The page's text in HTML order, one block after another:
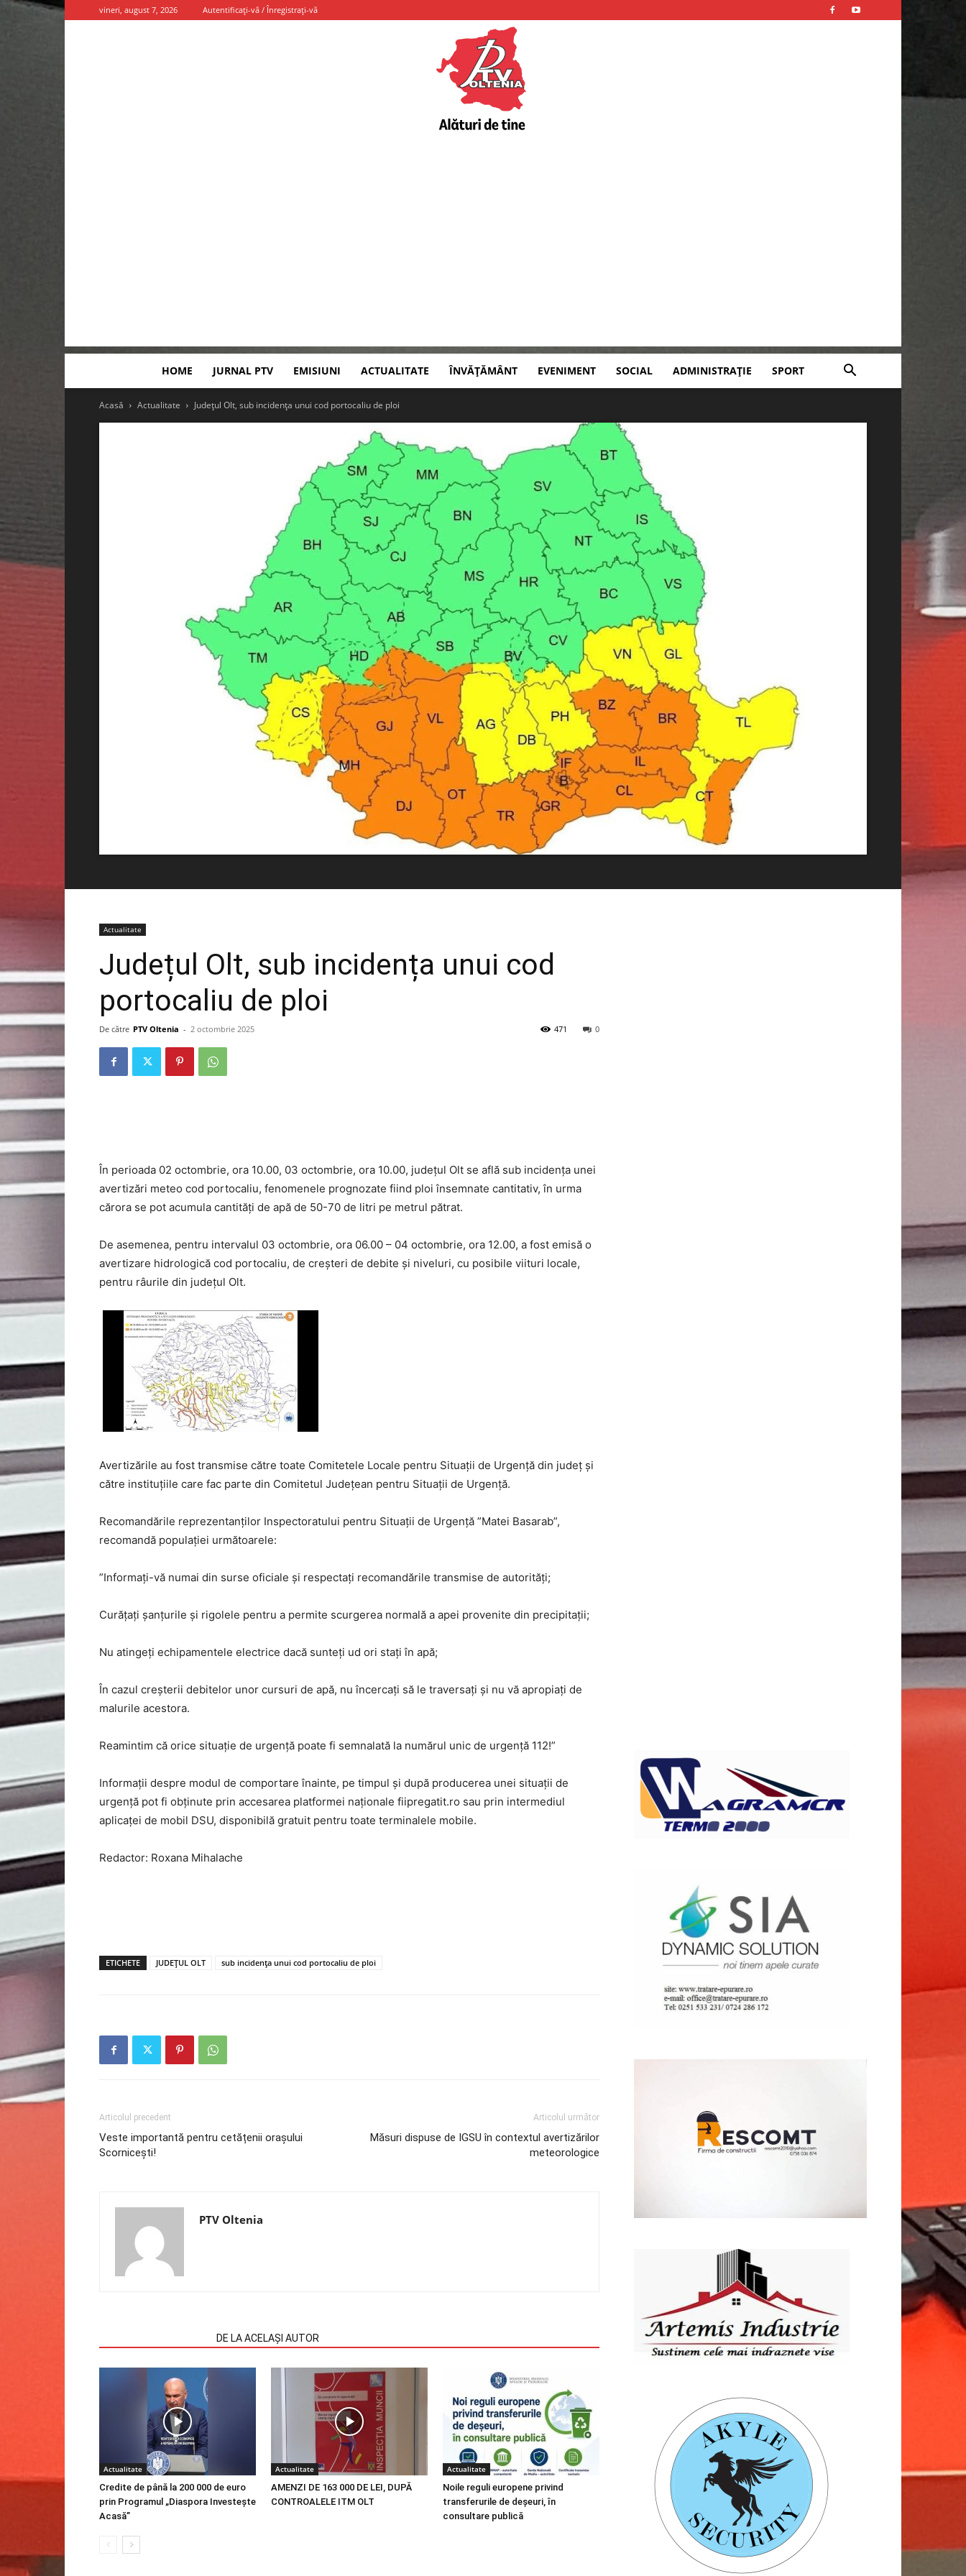
vineri, august 7, 2026 Autentificați-vă / Înregistrați-vă
HOME JURNAL PTV EMISIUNI ACTUALITATE ÎNVĂȚĂMÂNT EVENIMENT SOCIAL ADMINISTRAȚIE SPORT
Acasă Actualitate Județul Olt, sub incidența unui cod portocaliu de ploi
Actualitate
Județul Olt, sub incidența unui cod
portocaliu de ploi
De către PTV Oltenia - 2 octombrie 2025 0
471
În perioada 02 octombrie, ora 10.00, 03 octombrie, ora 10.00, județul Olt se află sub incidența unei
avertizări meteo cod portocaliu, fenomenele prognozate fiind ploi însemnate cantitativ, în urma
cărora se pot acumula cantități de apă de 50-70 de litri pe metrul pătrat.
De asemenea, pentru intervalul 03 octombrie, ora 06.00 – 04 octombrie, ora 12.00, a fost emisă o
avertizare hidrologică cod portocaliu, de creșteri de debite și niveluri, cu posibile viituri locale,
pentru râurile din județul Olt.
Avertizările au fost transmise către toate Comitetele Locale pentru Situații de Urgență din județ și
către instituțiile care fac parte din Comitetul Județean pentru Situații de Urgență.
Recomandările reprezentanților Inspectoratului pentru Situații de Urgență ”Matei Basarab”,
recomandă populației următoarele:
”Informați-vă numai din surse oficiale și respectați recomandările transmise de autorități;
Curățați șanțurile și rigolele pentru a permite scurgerea normală a apei provenite din precipitații;
Nu atingeți echipamentele electrice dacă sunteți ud ori stați în apă;
În cazul creșterii debitelor unor cursuri de apă, nu încercați să le traversați și nu vă apropiați de
malurile acestora.
Reamintim că orice situație de urgență poate fi semnalată la numărul unic de urgență 112!”
Informații despre modul de comportare înainte, pe timpul și după producerea unei situații de
urgență pot fi obținute prin accesarea platformei naționale fiipregatit.ro sau prin intermediul
aplicaței de mobil DSU, disponibilă gratuit pentru toate terminalele mobile.
Redactor: Roxana Mihalache
ETICHETE JUDEȚUL OLT sub incidența unui cod portocaliu de ploi
Articolul precedent
Veste importantă pentru cetățenii orașului
Scornicești!
Articolul următor
Măsuri dispuse de IGSU în contextul avertizărilor
meteorologice
PTV Oltenia
DE LA ACELAȘI AUTOR
Actualitate
Credite de până la 200 000 de euro
prin Programul „Diaspora Investește
Acasă”
Actualitate
AMENZI DE 163 000 DE LEI, DUPĂ
CONTROALELE ITM OLT
Actualitate
Noile reguli europene privind
transferurile de deșeuri, în
consultare publică